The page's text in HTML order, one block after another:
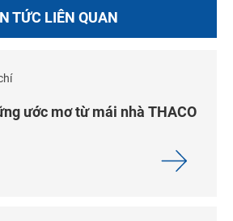
TỨC LIÊN QUAN
ước mơ từ mái nhà THACO